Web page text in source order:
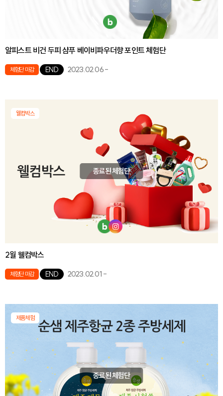
알피스트 비건 두피 샴푸 베이비파우더향 포인트 체험단
체험단 마감 END 2023.02.06-
웰컴박스
종료된 체험단
2월 웰컴박스
체험단 마감 END 2023.02.01 -
제품체험
종료된 체험단